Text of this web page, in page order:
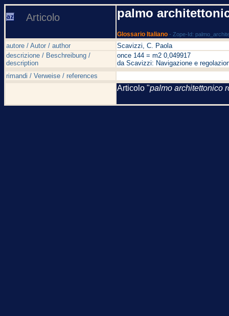
Articolo palmo
Glossario Italiano - Zope-Id:
autore / Autor / author
Scavizzi, C. Paola
descrizione / Beschreibung /
description
once 144 = m2 0,049917
da Scavizzi: Navigazione e
rimandi / Verweise / references
Articolo "palmo architettonico